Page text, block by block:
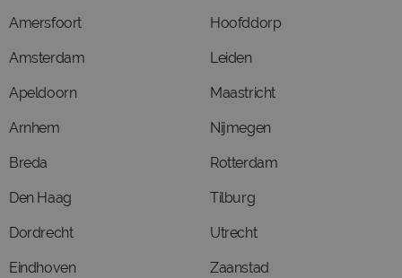
Amersfoort
Amsterdam
Apeldoorn
Arnhem
Breda
Den Haag
Dordrecht
Eindhoven
Hoofddorp
Leiden
Maastricht
Nijmegen
Rotterdam
Tilburg
Utrecht
Zaanstad